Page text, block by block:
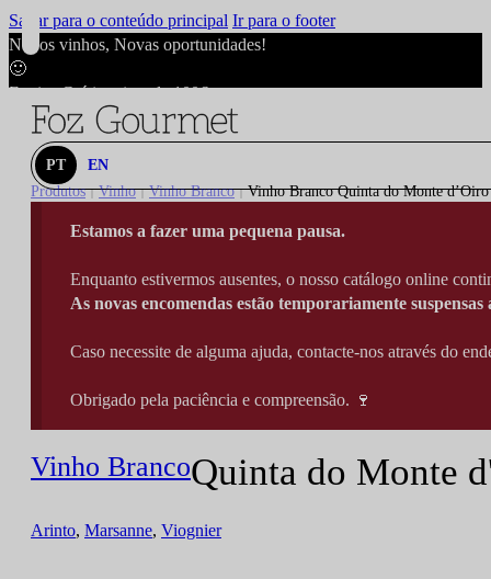
Saltar para o conteúdo principal Ir para o footer
Novos vinhos, Novas oportunidades!
🙂
Envios Grátis acima de 100€
Novos vinhos, Novas oportunidades!
Envios Grátis acima de 100€
Novos vinhos, Novas oportunidades!
Envios Grátis acima de 100€
PT
EN
Produtos | Vinho | Vinho Branco | Vinho Branco Quinta do Monte
Estamos a fazer uma pequena pausa.
Enquanto estivermos ausentes, o nosso catálogo online
As novas encomendas estão temporariamente suspensas
Caso necessite de alguma ajuda, contacte-nos através do
Obrigado pela paciência e compreensão. 🍷
Vinho BrancoQuinta do Monte
Arinto, Marsanne, Viognier